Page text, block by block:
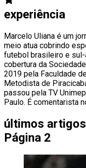
experiência
Marcelo Uliana é um
meio atua cobrindo
futebol brasileiro e
cobertura da
2019 pela Faculdade
Metodista de
passou pela TV
Paulo. É comentarista
últimos
Página 2